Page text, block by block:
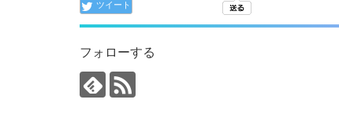
ツイート
フォローする